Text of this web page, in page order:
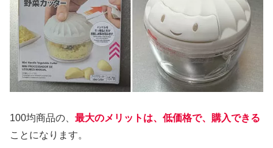
100均商品の、 最大のメリットは、低価格で、購入できる
ことになります。